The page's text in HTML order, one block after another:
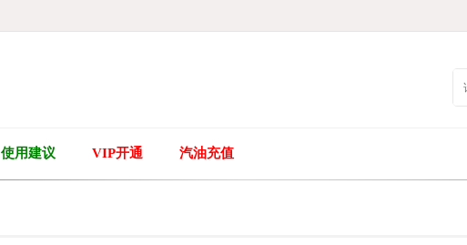
使用建议 VIP开通 汽油充值